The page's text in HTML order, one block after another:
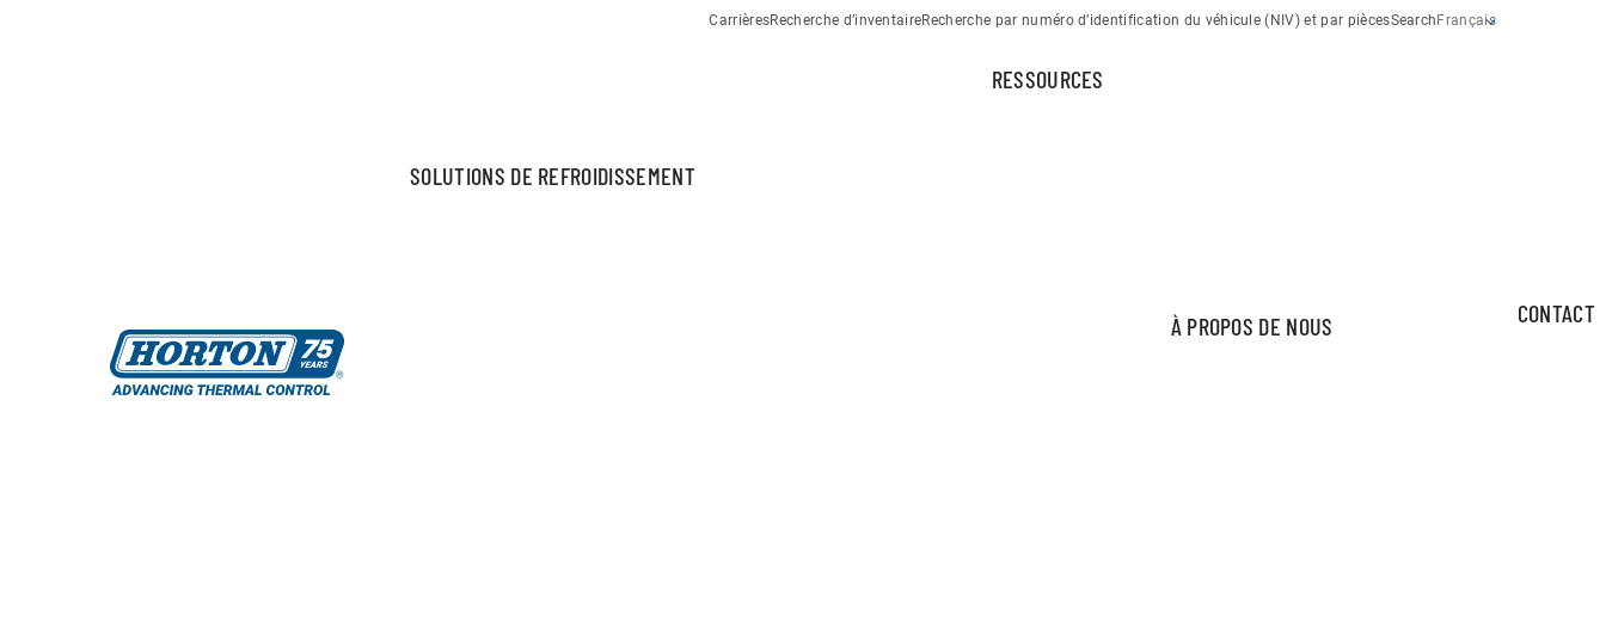
CarrièresRecherche d’inventaireRecherche par numéro d’identification du véhicule (NIV) et par piècesSearch Français
SOLUTIONS DE REFROIDISSEMENT
RESSOURCES
À PROPOS DE NOUS CONTACT